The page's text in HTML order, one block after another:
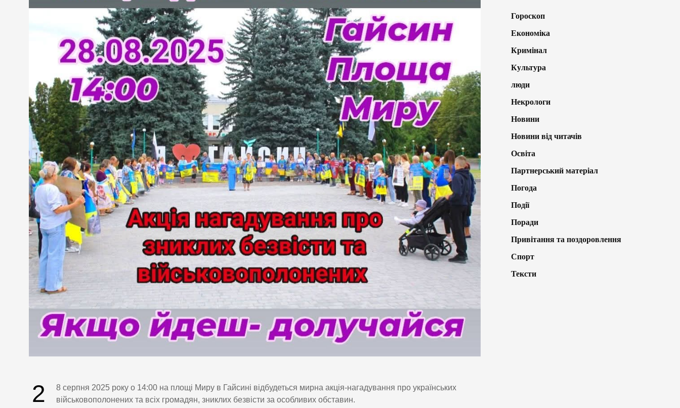
2
8 серпня 2025 року о 14:00 на площі Миру в Гайсині відбудеться мирна акція-нагадування про українських
військовополонених та всіх громадян, зниклих безвісти за особливих обставин.
Гороскоп
Економіка
Кримінал
Культура
люди
Некрологи
Новини
Новини від читачів
Освіта
Партнерський матеріал
Погода
Події
Поради
Привітання та поздоровлення
Спорт
Тексти